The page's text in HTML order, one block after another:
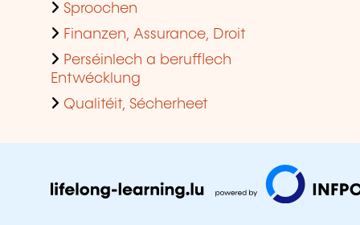
Sproochen
Finanzen, Assurance, Droit
Perséinlech a berufflech
Entwécklung
Qualitéit, Sécherheet